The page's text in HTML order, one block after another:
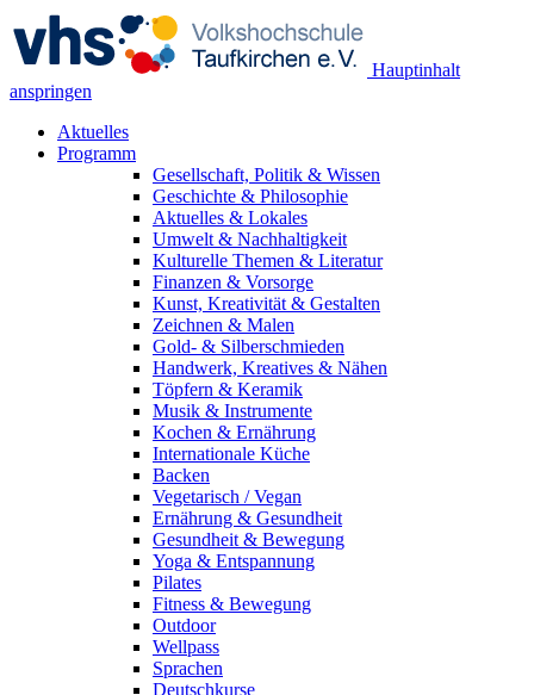
Hauptinhalt
anspringen
Aktuelles
Programm
Gesellschaft, Politik & Wissen
Geschichte & Philosophie
Aktuelles & Lokales
Umwelt & Nachhaltigkeit
Kulturelle Themen & Literatur
Finanzen & Vorsorge
Kunst, Kreativität & Gestalten
Zeichnen & Malen
Gold- & Silberschmieden
Handwerk, Kreatives & Nähen
Töpfern & Keramik
Musik & Instrumente
Kochen & Ernährung
Internationale Küche
Backen
Vegetarisch / Vegan
Ernährung & Gesundheit
Gesundheit & Bewegung
Yoga & Entspannung
Pilates
Fitness & Bewegung
Outdoor
Wellpass
Sprachen
Deutschkurse